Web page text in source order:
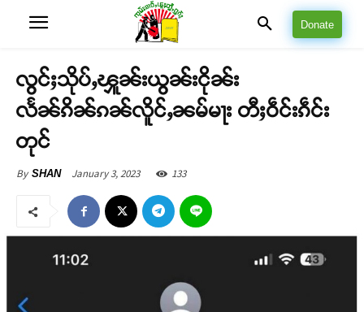
Donate
လွင်ႈသိုပ်ႇၾူၼ်းယွၼ်းငိုၼ်း
လႅၼ်ၵိၼ်ၵၼ်လိူင်ႇၼမ်မႃး တီႈဝဵင်းၵဵင်း
တုင်
By SHAN January 3, 2023 133